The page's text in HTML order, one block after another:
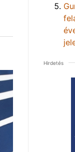
Hirdetés